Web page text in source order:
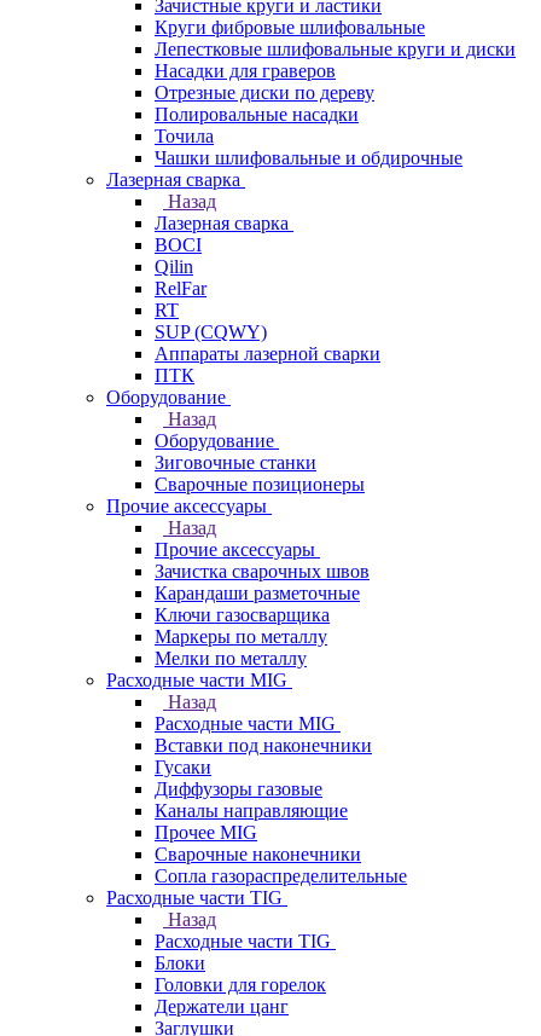
Зачистные круги и ластики
Круги фибровые шлифовальные
Лепестковые шлифовальные круги и диски
Насадки для граверов
Отрезные диски по дереву
Полировальные насадки
Точила
Чашки шлифовальные и обдирочные
Лазерная сварка
Назад
Лазерная сварка
BOCI
Qilin
RelFar
RT
SUP (CQWY)
Аппараты лазерной сварки
ПТК
Оборудование
Назад
Оборудование
Зиговочные станки
Сварочные позиционеры
Прочие аксессуары
Назад
Прочие аксессуары
Зачистка сварочных швов
Карандаши разметочные
Ключи газосварщика
Маркеры по металлу
Мелки по металлу
Расходные части MIG
Назад
Расходные части MIG
Вставки под наконечники
Гусаки
Диффузоры газовые
Каналы направляющие
Прочее MIG
Сварочные наконечники
Сопла газораспределительные
Расходные части TIG
Назад
Расходные части TIG
Блоки
Головки для горелок
Держатели цанг
Заглушки